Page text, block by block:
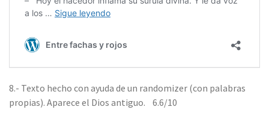
8.- Texto hecho con ayuda de un randomizer (con palabras
propias). Aparece el Dios antiguo. 6.6/10